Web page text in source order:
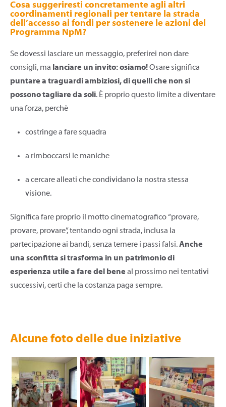
Cosa suggeriresti concretamente agli altri
coordinamenti regionali per tentare la strada
dell’accesso ai fondi per sostenere le azioni del
Programma NpM?
Se dovessi lasciare un messaggio, preferirei non dare
consigli, ma lanciare un invito: osiamo!Osare significa
puntare a traguardi ambiziosi, di quelli che non si
possono tagliare da soli. È proprio questo limite a diventare
una forza, perché
costringe a fare squadra
a rimboccarsi le maniche
a cercare alleati che condividano la nostra stessa
visione.
Significa fare proprio il motto cinematografico “provare,
provare, provare”, tentando ogni strada, inclusa la
partecipazione ai bandi, senza temere i passi falsi.Anche
una sconfitta si trasforma in un patrimonio di
esperienza utile a fare del bene al prossimo nei tentativi
successivi, certi che la costanza paga sempre.
Alcune foto delle due iniziative